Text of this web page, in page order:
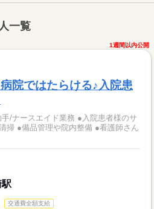
一覧
1週間以内公開
院ではたらける♪入院患
イド業務 ●入院患者様のサ
掃 ●備品管理や院内整備 ●看護師さん
交通費全額支給